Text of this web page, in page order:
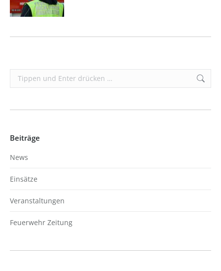
Search:
Beiträge
News
Einsätze
Veranstaltungen
Feuerwehr Zeitung